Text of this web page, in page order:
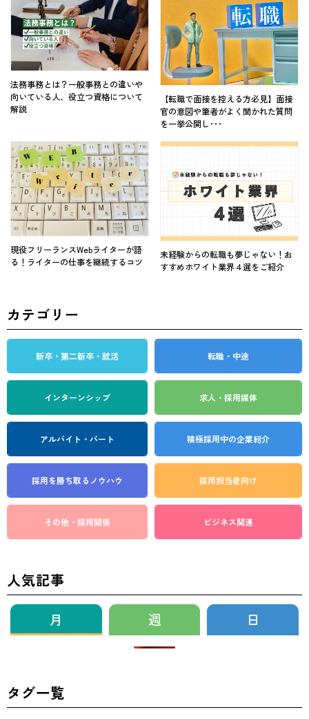
法務事務とは？一般事務との違いや
向いている人、役立つ資格について
解説
【転職で面接を控える方必見】面接
官の意図や筆者がよく聞かれた質問
を一挙公開し･･･
現役フリーランスWebライターが語
る！ライターの仕事を継続するコツ
未経験からの転職も夢じゃない！お
すすめホワイト業界４選をご紹介
カテゴリー
新卒・第二新卒・就活 転職・中途
インターンシップ 求人・採用媒体
アルバイト・パート 積極採用中の企業紹介
採用を勝ち取る ノウハウ 採用担当者向け
その他・採用関係 ビジネス関連
人気記事
月 週 日
タグ一覧